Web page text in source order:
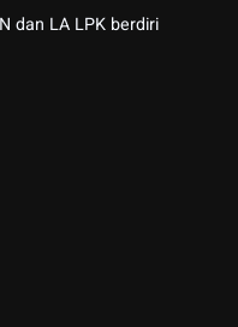
dan LA LPK berdiri